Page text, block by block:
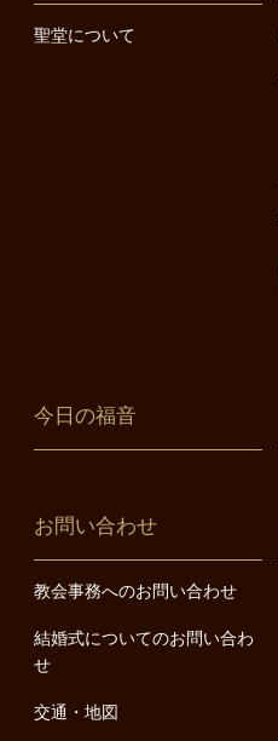
聖堂について
今日の福音
お問い合わせ
教会事務へのお問い合わせ
結婚式についてのお問い合わ
せ
交通・地図